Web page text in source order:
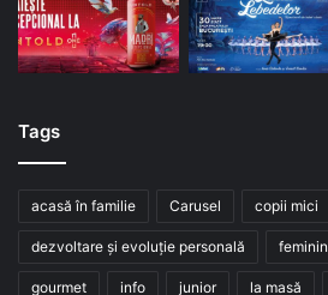
Tags
acasă în familie Carusel copii mici
dezvoltare și evoluție personală feminin
gourmet info junior la masă